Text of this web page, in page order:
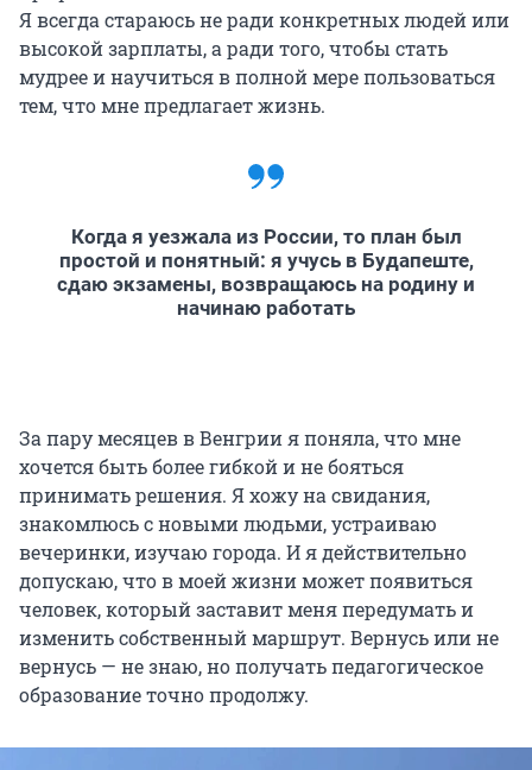
Я всегда стараюсь не ради конкретных людей или
высокой зарплаты, а ради того, чтобы стать
мудрее и научиться в полной мере пользоваться
тем, что мне предлагает жизнь.
Когда я уезжала из России, то план был
простой и понятный: я учусь в Будапеште,
сдаю экзамены, возвращаюсь на родину и
начинаю работать
За пару месяцев в Венгрии я поняла, что мне
хочется быть более гибкой и не бояться
принимать решения. Я хожу на свидания,
знакомлюсь с новыми людьми, устраиваю
вечеринки, изучаю города. И я действительно
допускаю, что в моей жизни может появиться
человек, который заставит меня передумать и
изменить собственный маршрут. Вернусь или не
вернусь — не знаю, но получать педагогическое
образование точно продолжу.